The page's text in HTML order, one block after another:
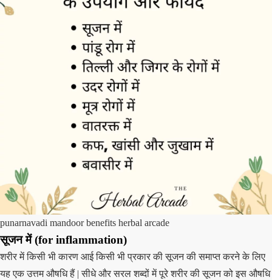
punarnavadi mandoor benefits herbal arcade
सूजन में (for inflammation)
शरीर में किसी भी कारण आई किसी भी प्रकार की सूजन की समाप्त करने के लिए
यह एक उत्तम औषधि हैं | सीधे और सरल शब्दों में पूरे शरीर की सूजन को इस औषधि